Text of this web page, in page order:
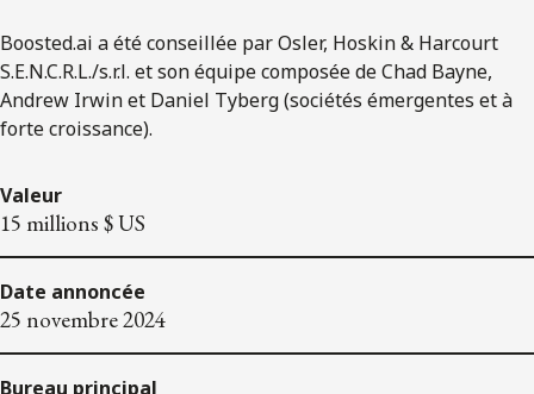
Boosted.ai a été conseillée par Osler, Hoskin & Harcourt
S.E.N.C.R.L./s.r.l. et son équipe composée de Chad Bayne,
Andrew Irwin et Daniel Tyberg (sociétés émergentes et à
forte croissance).
Valeur
15 millions $ US
Date annoncée
25 novembre 2024
Bureau principal